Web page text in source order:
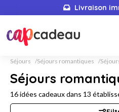
Livraison
Séjours Séjours romantiques
Séjours
16idées cadeaux dans 13